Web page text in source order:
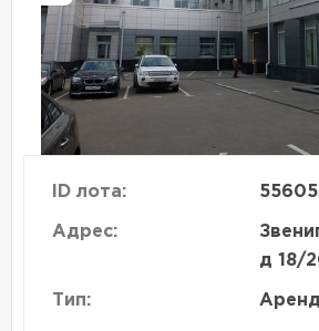
ID лота:
Адрес:
д 18/
Тип: